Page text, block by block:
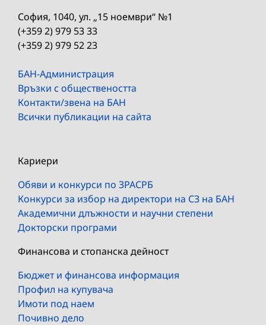
София, 1040, ул. „15 ноември“ №1
(+359 2) 979 53 33
(+359 2) 979 52 23
БАН-Администрация
Връзки с обществеността
Контакти/звена на БАН
Всички публикации на сайта
Кариери
Обяви и конкурси по ЗРАСРБ
Конкурси за избор на директори на СЗ на БАН
Академични длъжности и научни степени
Докторски програми
Финансова и стопанска дейност
Бюджет и финансова информация
Профил на купувача
Имоти под наем
Почивно дело